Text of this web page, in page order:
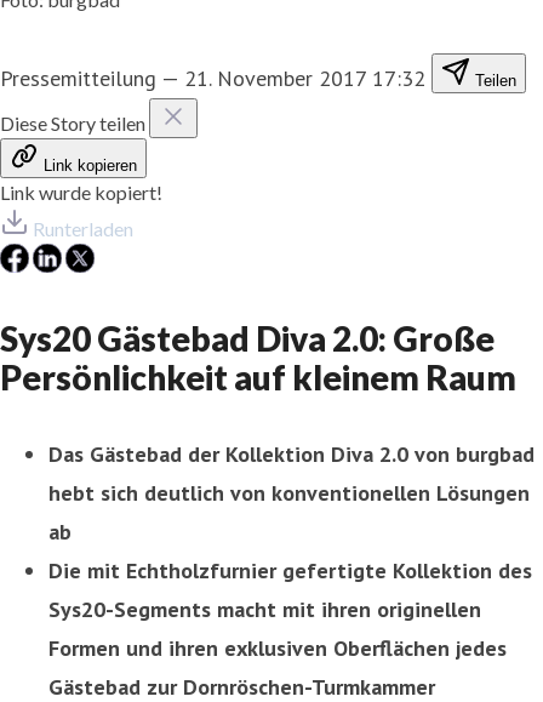
Pressemitteilung — 21. November 2017 17:32 Teilen
Diese Story teilen
Link kopieren
Link wurde kopiert!
Runterladen
Sys20 Gästebad Diva 2.0: Große
Persönlichkeit auf kleinem Raum
Das Gästebad der Kollektion Diva 2.0 von burgbad
hebt sich deutlich von konventionellen Lösungen
ab
Die mit Echtholzfurnier gefertigte Kollektion des
Sys20-Segments macht mit ihren originellen
Formen und ihren exklusiven Oberflächen jedes
Gästebad zur Dornröschen-Turmkammer